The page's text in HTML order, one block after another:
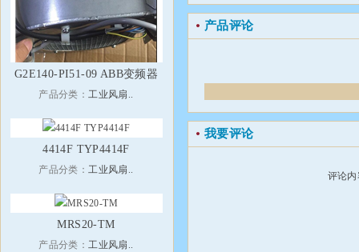
G2E140-PI51-09 ABB变频器
产品分类：工业风扇..
4414F TYP4414F
产品分类：工业风扇..
MRS20-TM
产品分类：工业风扇..
产品评论
我要评论
评论